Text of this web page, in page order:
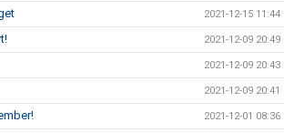
2021-12-15 11:44
2021-12-09 20:49
2021-12-09 20:43
2021-12-09 20:41
2021-12-01 08:36